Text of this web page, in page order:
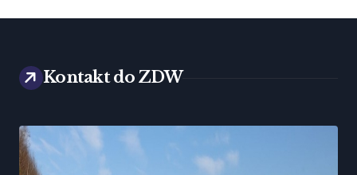
Kontakt do ZDW